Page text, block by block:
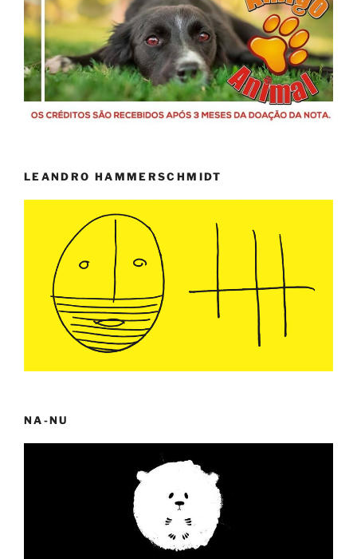
LEANDRO HAMMERSCHMIDT
NA-NU